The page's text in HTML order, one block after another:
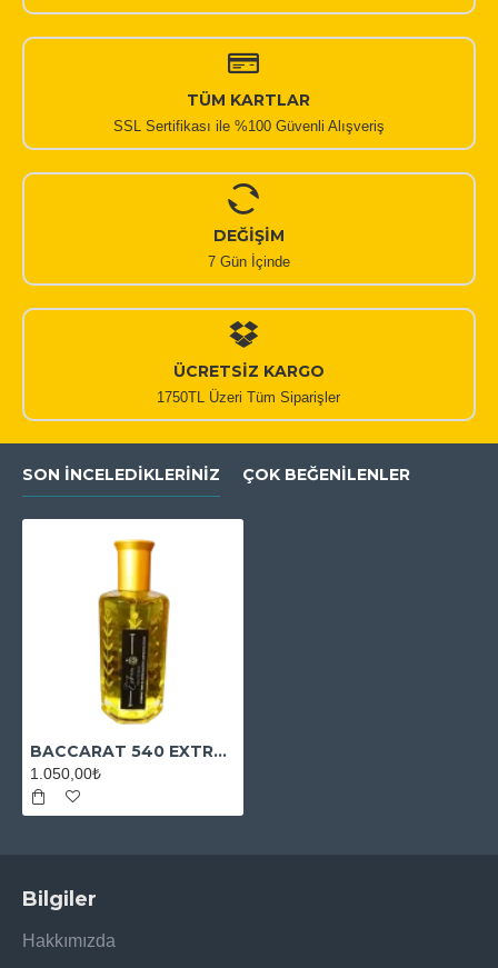
TÜM KARTLAR
SSL Sertifikası ile %100 Güvenli Alışveriş
DEĞİŞİM
7 Gün İçinde
ÜCRETSİZ KARGO
1750TL Üzeri Tüm Siparişler
SON İNCELEDIKLERINIZ ÇOK BEĞENILENLER
BACCARAT 540 EXTRAİT MUADİL ESANS
1.050,00₺
Bilgiler
Hakkımızda